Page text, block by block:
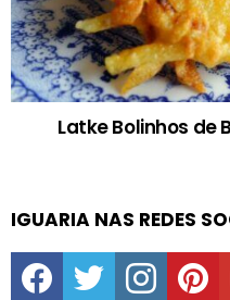
Latke Bolinhos de
IGUARIA NAS REDES
facebooktwitter instagram